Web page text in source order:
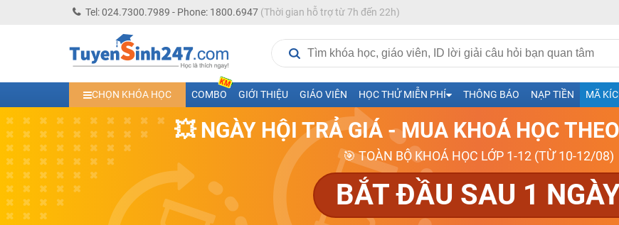
Tel: 024.7300.7989 - Phone: 1800.6947(Thời gian hỗ trợ từ 7h đến 22h)
CHỌN KHÓA HỌC COMBO GIỚI THIỆU GIÁO VIÊN HỌC THỬ MIỄN PHÍ THÔNG BÁO NẠP TIỀN MÃ
💥 NGÀY HỘI TRẢ GIÁ - MUA KHOÁ HỌC
🎯 TOÀN BỘ KHOÁ HỌC LỚP 1-12 (TỪ 10-12/08)
BẮT ĐẦU SAU 1
Siêu Hot! Ngày Hội Trả Giá - Mua Khoá Học Theo Giá Bạn Muốn (Từ 10-12/08/2026)
Học trực tuyến lớp 11 đủ môn cùng Thầy Cô giỏi, nổi tiếng
Học online trực tuyến cấp Tiểu học và THCS năm học 2026-2027
Học online lớp 5 cùng thầy cô giáo giỏi, nổi tiếng
Học online lớp 7 cùng thầy cô giáo giỏi
Học online lớp 6 cùng thầy cô giỏi, nổi tiếng
Học online lớp 8 cùng thầy cô giáo giỏi